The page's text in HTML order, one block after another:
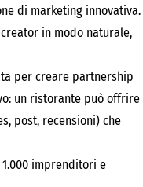
di marketing innovativa.
in modo naturale,
per creare partnership
un ristorante può offrire
post, recensioni) che
imprenditori e